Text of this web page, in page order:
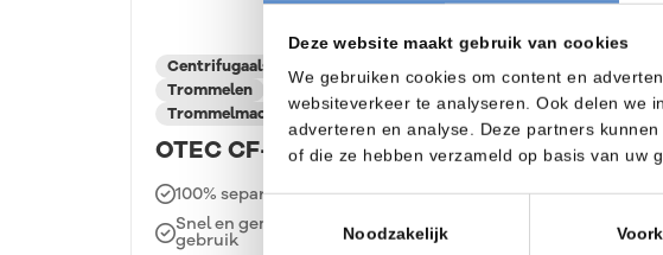
Deze website maakt gebruik van cookies
We gebruiken cookies om content en
websiteverkeer te analyseren. Ook delen we
adverteren en analyse. Deze partners
of die ze hebben verzameld op basis van uw
Noodzakelijk
Centrifugaalslijpen
Trommelen
Trommelmachines
OTEC CF-serie
100% separeren
Snel en gemakkelijk in
gebruik
Centrifugaalslijpen
Trommelen
Trommelmachines
OTEC Eco-
series
Snel en